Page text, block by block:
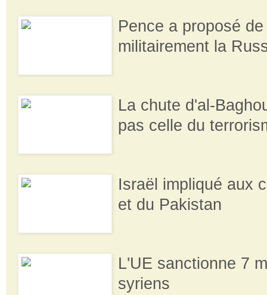
Pence a proposé
militairement la
La chute d'al-
pas celle du
Israël impliqué aux
et du Pakistan
L'UE sanctionne 7
syriens